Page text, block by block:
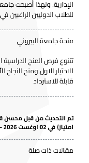
الإدارية. ولهذا أصبحت
للطلاب الدوليين الراغبين
منحة جامعة البيروني
تتنوع فرص المنح
الاختيار الاول ومنح
قابلة للاسترداد
تم التحديث من قبلمحسن
امتياز) في 02 اوغست 2026 – المصدر
مقالات ذات صلة